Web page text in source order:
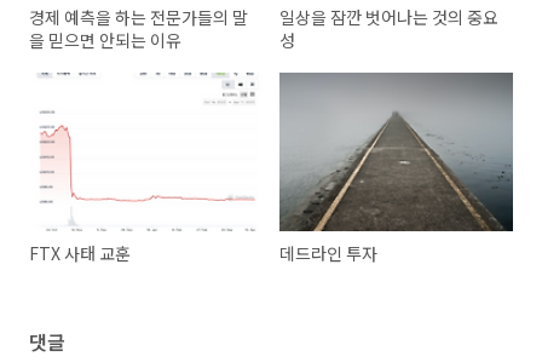
경제 예측을 하는 전문가들의 말
을 믿으면 안되는 이유
일상을 잠깐 벗어나는 것의 중요
성
FTX 사태 교훈 데드라인 투자
댓글